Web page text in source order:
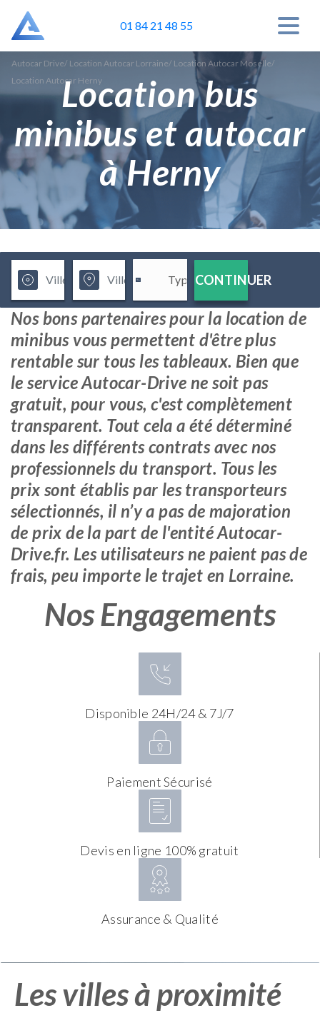
01 84 21 48 55
Autocar Drive/ Location Autocar Lorraine/ Location Autocar Moselle/
Location Autocar HernyLocation bus
minibus et autocar
à Herny
CONTINUER
Nos bons partenaires pour la location de
minibus vous permettent d'être plus
rentable sur tous les tableaux. Bien que
le service Autocar-Drive ne soit pas
gratuit, pour vous, c'est complètement
transparent. Tout cela a été déterminé
dans les différents contrats avec nos
professionnels du transport. Tous les
prix sont établis par les transporteurs
sélectionnés, il n’y a pas de majoration
de prix de la part de l'entité Autocar-
Drive.fr. Les utilisateurs ne paient pas de
frais, peu importe le trajet en Lorraine.
Nos Engagements
Disponible 24H/24 & 7J/7
Paiement Sécurisé
Devis en ligne 100% gratuit
Assurance & Qualité
Les villes à proximité